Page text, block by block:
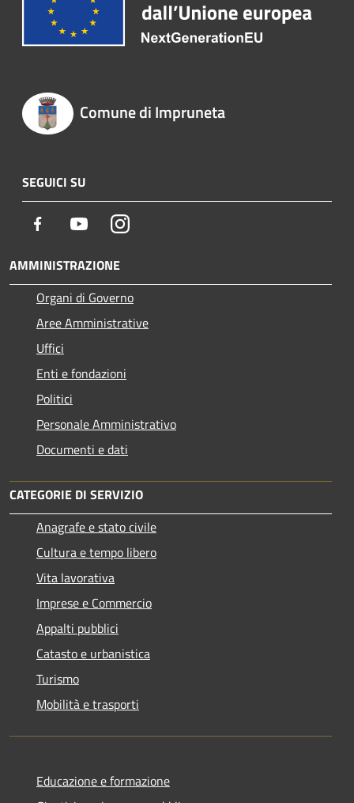
Comune di Impruneta
SEGUICI SU
Facebook YoutubeInstagram
AMMINISTRAZIONE
Organi di Governo
Aree Amministrative
Uffici
Enti e fondazioni
Politici
Personale Amministrativo
Documenti e dati
CATEGORIE DI SERVIZIO
Anagrafe e stato civile
Cultura e tempo libero
Vita lavorativa
Imprese e Commercio
Appalti pubblici
Catasto e urbanistica
Turismo
Mobilità e trasporti
Educazione e formazione